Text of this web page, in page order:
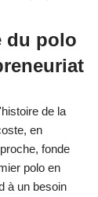
du polo
de la
en
fonde
polo en
à un besoin